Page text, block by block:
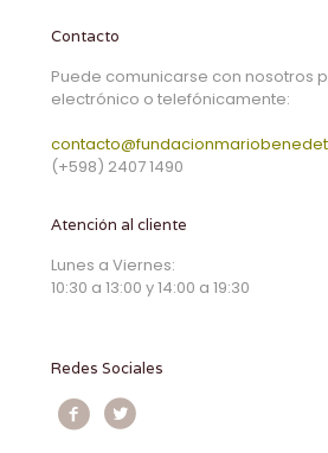
Contacto
Puede comunicarse con nosotros
electrónico o telefónicamente:
(+598) 2407 1490
Atención al cliente
Lunes a Viernes:
10:30 a 13:00 y 14:00 a 19:30
Redes Sociales